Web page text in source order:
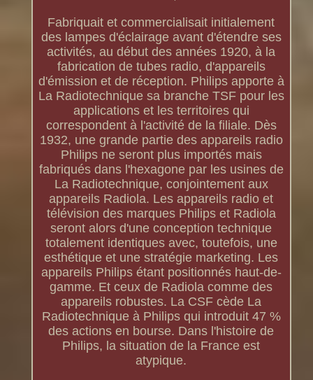
Fabriquait et commercialisait initialement
des lampes d'éclairage avant d'étendre ses
activités, au début des années 1920, à la
fabrication de tubes radio, d'appareils
d'émission et de réception. Philips apporte à
La Radiotechnique sa branche TSF pour les
applications et les territoires qui
correspondent à l'activité de la filiale. Dès
1932, une grande partie des appareils radio
Philips ne seront plus importés mais
fabriqués dans l'hexagone par les usines de
La Radiotechnique, conjointement aux
appareils Radiola. Les appareils radio et
télévision des marques Philips et Radiola
seront alors d'une conception technique
totalement identiques avec, toutefois, une
esthétique et une stratégie marketing. Les
appareils Philips étant positionnés haut-de-
gamme. Et ceux de Radiola comme des
appareils robustes. La CSF cède La
Radiotechnique à Philips qui introduit 47 %
des actions en bourse. Dans l'histoire de
Philips, la situation de la France est
atypique.